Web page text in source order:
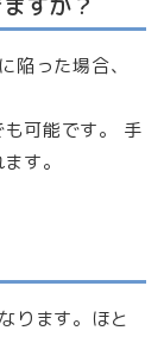
陥った場合、
可能です。 手
す。
ります。ほと